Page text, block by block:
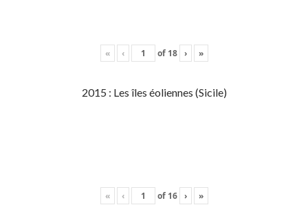
« ‹ of 18 › »
2015 : Les îles éoliennes (Sicile)
« ‹ of 16 › »